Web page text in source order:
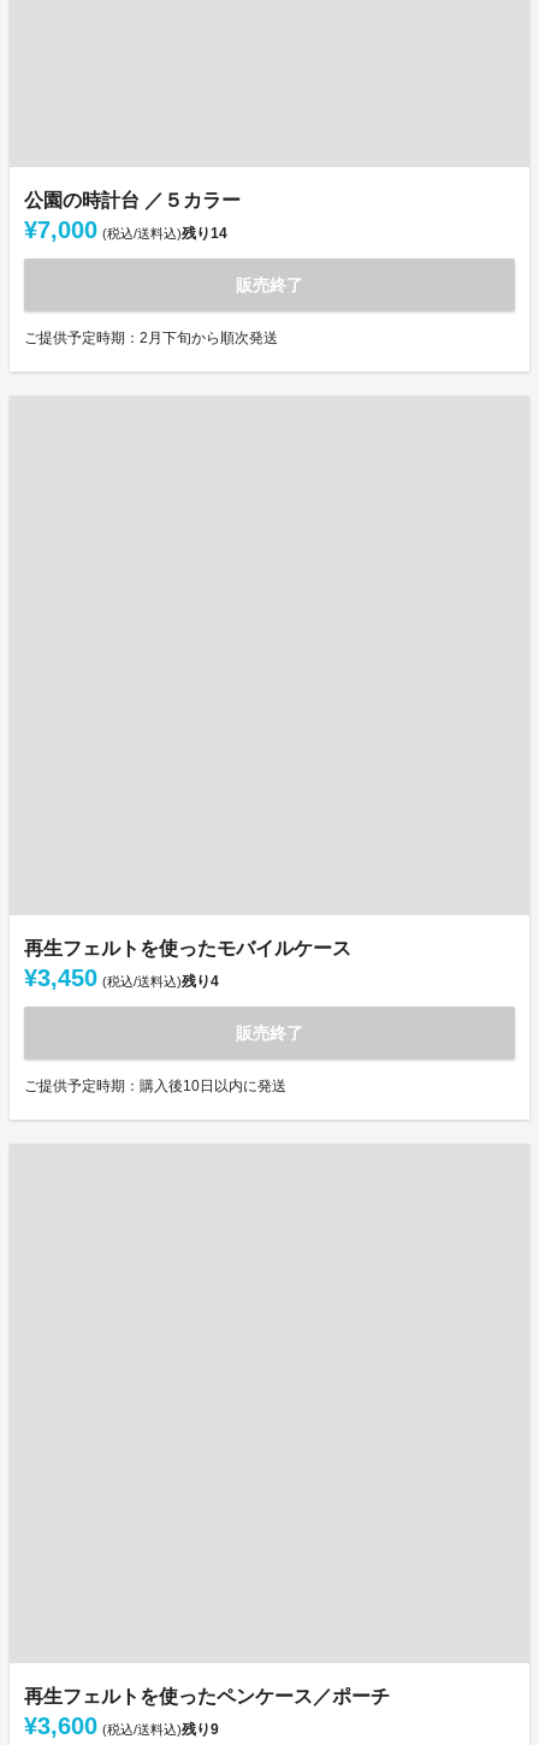
公園の時計台 ／５カラー
¥7,000 (税込/送料込)残り14
販売終了
ご提供予定時期：2月下旬から順次発送
再生フェルトを使ったモバイルケース
¥3,450 (税込/送料込)残り4
販売終了
ご提供予定時期：購入後10日以内に発送
再生フェルトを使ったペンケース／ポーチ
¥3,600 (税込/送料込)残り9